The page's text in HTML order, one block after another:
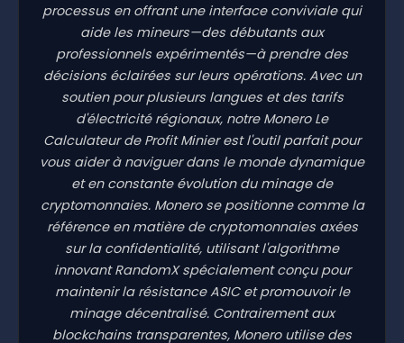
processus en offrant une interface conviviale qui
aide les mineurs—des débutants aux
professionnels expérimentés—à prendre des
décisions éclairées sur leurs opérations. Avec un
soutien pour plusieurs langues et des tarifs
d'électricité régionaux, notre Monero Le
Calculateur de Profit Minier est l'outil parfait pour
vous aider à naviguer dans le monde dynamique
et en constante évolution du minage de
cryptomonnaies. Monero se positionne comme la
référence en matière de cryptomonnaies axées
sur la confidentialité, utilisant l'algorithme
innovant RandomX spécialement conçu pour
maintenir la résistance ASIC et promouvoir le
minage décentralisé. Contrairement aux
blockchains transparentes, Monero utilise des